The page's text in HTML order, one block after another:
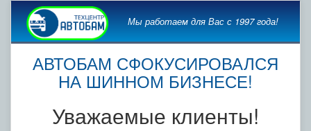
Мы работаем для Вас с 1997 года!
АВТОБАМ СФОКУСИРОВАЛСЯ
НА ШИННОМ БИЗНЕСЕ!
Уважаемые клиенты!